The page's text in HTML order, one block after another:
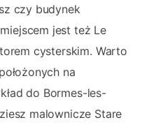
czy budynek
jest też Le
cysterskim. Warto
na
do Bormes-les-
malownicze Stare